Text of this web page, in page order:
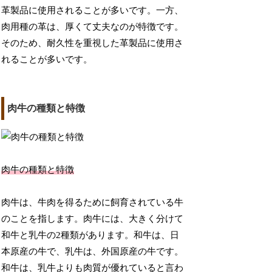
革製品に使用されることが多いです。一方、
肉用種の革は、厚くて丈夫なのが特徴です。
そのため、耐久性を重視した革製品に使用さ
れることが多いです。
肉牛の種類と特徴
肉牛の種類と特徴
肉牛は、牛肉を得るために飼育されている牛
のことを指します。肉牛には、大きく分けて
和牛と乳牛の2種類があります。和牛は、日
本原産の牛で、乳牛は、外国原産の牛です。
和牛は、乳牛よりも肉質が優れていると言わ